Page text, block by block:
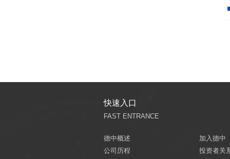
快速入口
FAST ENTRANCE
德中概述
公司历程
加入德中
投资者关